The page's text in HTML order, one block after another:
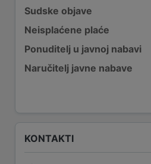
Sudske objave
Neisplaćene plaće
Ponuditelj u javnoj nabavi
Naručitelj javne nabave
KONTAKTI